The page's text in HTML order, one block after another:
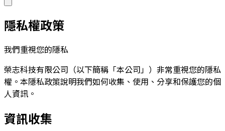
隱私權政策
我們重視您的隱私
榮志科技有限公司（以下簡稱「本公司」）非常重視您的隱私
權。本隱私政策說明我們如何收集、使用、分享和保護您的個
人資訊。
資訊收集